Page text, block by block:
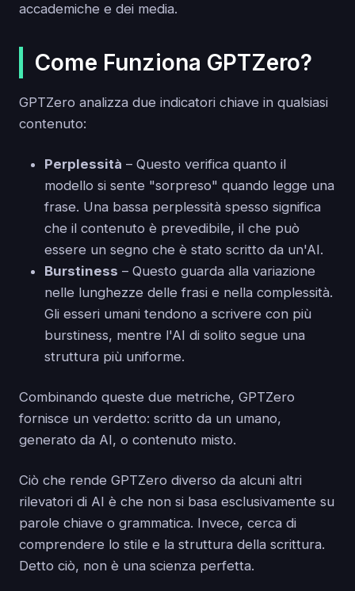
accademiche e dei media.
Come Funziona GPTZero?
GPTZero analizza due indicatori chiave in qualsiasi
contenuto:
Perplessità – Questo verifica quanto il
modello si sente "sorpreso" quando legge una
frase. Una bassa perplessità spesso significa
che il contenuto è prevedibile, il che può
essere un segno che è stato scritto da un'AI.
Burstiness – Questo guarda alla variazione
nelle lunghezze delle frasi e nella complessità.
Gli esseri umani tendono a scrivere con più
burstiness, mentre l'AI di solito segue una
struttura più uniforme.
Combinando queste due metriche, GPTZero
fornisce un verdetto: scritto da un umano,
generato da AI, o contenuto misto.
Ciò che rende GPTZero diverso da alcuni altri
rilevatori di AI è che non si basa esclusivamente su
parole chiave o grammatica. Invece, cerca di
comprendere lo stile e la struttura della scrittura.
Detto ciò, non è una scienza perfetta.